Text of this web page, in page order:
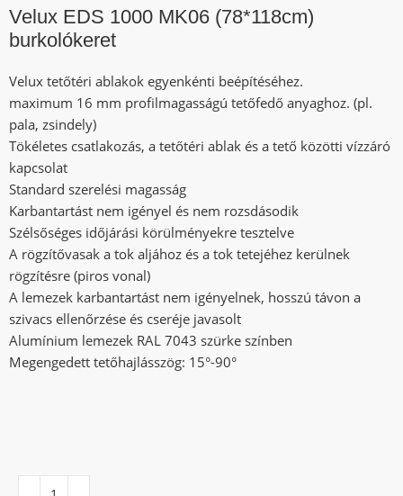
Velux EDS 1000 MK06 (78*118cm)
burkolókeret
Velux tetőtéri ablakok egyenkénti beépítéséhez.
maximum 16 mm profilmagasságú tetőfedő anyaghoz. (pl.
pala, zsindely)
Tökéletes csatlakozás, a tetőtéri ablak és a tető közötti vízzáró
kapcsolat
Standard szerelési magasság
Karbantartást nem igényel és nem rozsdásodik
Szélsőséges időjárási körülményekre tesztelve
A rögzítővasak a tok aljához és a tok tetejéhez kerülnek
rögzítésre (piros vonal)
A lemezek karbantartást nem igényelnek, hosszú távon a
szivacs ellenőrzése és cseréje javasolt
Alumínium lemezek RAL 7043 szürke színben
Megengedett tetőhajlásszög: 15°-90°